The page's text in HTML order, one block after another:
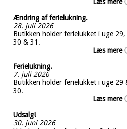
Ændring af ferielukning.
28. juli 2026
Butikken holder ferielukket i uge 29,
30 & 31.
Læs mere
Ferielukning.
7. juli 2026
Butikken holder ferielukket i uge 29
30.
Læs mere
Udsalg!
30. juni 2026